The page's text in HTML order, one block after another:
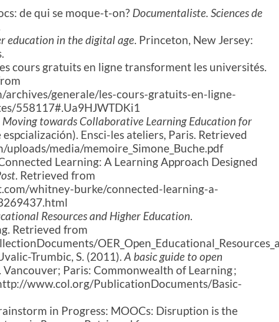
de qui se moque-t-on? Documentaliste. Sciences de
education in the digital age. Princeton, New Jersey:
cours gratuits en ligne transforment les universités.
archives/generale/les-cours-gratuits-en-ligne-
558117#.Ua9HJWTDKi1
Moving towards Collaborative Learning Education for
Ensci-les ateliers, Paris. Retrieved
media/memoire_Simone_Buche.pdf
Learning: A Learning Approach Designed
. Retrieved from
whitney-burke/connected-learning-a-
Resources and Higher Education.
Retrieved from
Trumbic, S. (2011). A basic guide to open
. Vancouver; Paris: Commonwealth of Learning ;
www.col.org/PublicationDocuments/Basic-
in Progress: MOOCs: Disruption is the